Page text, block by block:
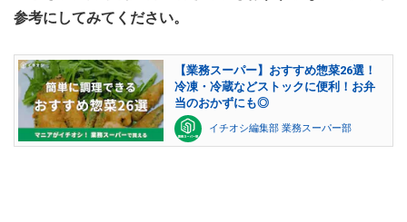
参考にしてみてください。
【業務スーパー】おすすめ惣菜26選！
冷凍・冷蔵などストックに便利！お弁
当のおかずにも◎
イチオシ編集部 業務スーパー部